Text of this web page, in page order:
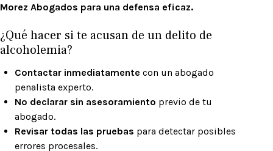
Morez Abogados para una defensa eficaz.
¿Qué hacer si te acusan de un delito de
alcoholemia?
Contactar inmediatamente con un abogado
penalista experto.
No declarar sin asesoramiento previo de tu
abogado.
Revisar todas las pruebas para detectar posibles
errores procesales.